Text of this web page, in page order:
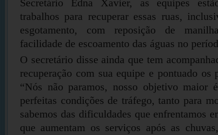
Secretário Edna Xavier, as equipes
trabalhos para recuperar essas ruas,
esgotamento, com reposição de
facilidade de escoamento das águas no
O secretário disse ainda que tem
recuperação com sua equipe e pontuado os
“Nós não paramos, nosso objetivo maior
perfeitas condições de tráfego, tanto para
sabemos das dificuldades que enfrentamos
que aumentam os serviços após as